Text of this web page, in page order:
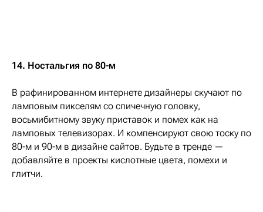
14. Ностальгия по 80-м
В рафинированном интернете дизайнеры скучают по
ламповым пикселям со спичечную головку,
восьмибитному звуку приставок и помех как на
ламповых телевизорах. И компенсируют свою тоску по
80-м и 90-м в дизайне сайтов. Будьте в тренде —
добавляйте в проекты кислотные цвета, помехи и
глитчи.